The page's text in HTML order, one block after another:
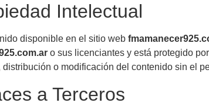
Intelectual
disponible en el sitio web
o sus licenciantes y está protegido
distribución o modificación del contenido sin el
a Terceros